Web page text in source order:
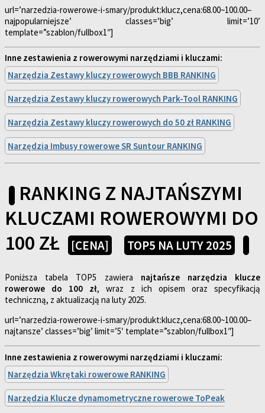
url=’narzedzia-rowerowe-i-smary/produkt:klucz,cena:68.00~100.00–
najpopularniejsze’ classes=’big’ limit=’10’
template=”szablon/fullbox1″]
Inne zestawienia z rowerowymi narzędziami i kluczami:
Narzędzia Zestawy kluczy rowerowych BBB RANKING
Narzędzia Zestawy kluczy rowerowych Park-Tool RANKING
Narzędzia Zestawy kluczy rowerowych do 50 zł RANKING
Narzędzia Imbusy rowerowe SR Suntour RANKING
RANKING Z NAJTAŃSZYMI
KLUCZAMI ROWEROWYMI DO
100 ZŁ
[CENA] TOP5 NA LUTY 2025
Poniższa tabela TOP5 zawiera najtańsze narzędzia klucze
rowerowe do 100 zł, wraz z ich opisem oraz specyfikacją
techniczną, z aktualizacją na luty 2025.
url=’narzedzia-rowerowe-i-smary/produkt:klucz,cena:68.00~100.00–
najtansze’ classes=’big’ limit=’5′ template=”szablon/fullbox1″]
Inne zestawienia z rowerowymi narzędziami i kluczami:
Narzędzia Wkrętaki rowerowe RANKING
Narzędzia Klucze dynamometryczne rowerowe ToPeak